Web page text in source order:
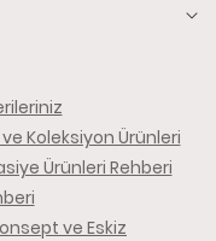
Koleksiyon Ürünleri
Ürünleri Rehberi
ve Eskiz